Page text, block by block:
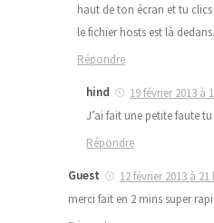
haut de ton écran et tu
le fichier hosts est là
Répondre
hind
19 février 2013 à
J’ai fait une petite faute
Répondre
Guest
12 février 2013 à
merci fait en 2 mins super